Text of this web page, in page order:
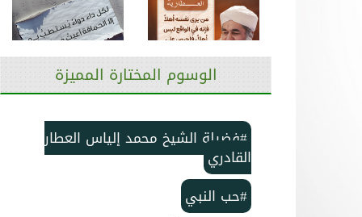
الوسوم المختارة المميزة
#فضيلة الشيخ محمد إلياس العطار
القادري
#حب النبي